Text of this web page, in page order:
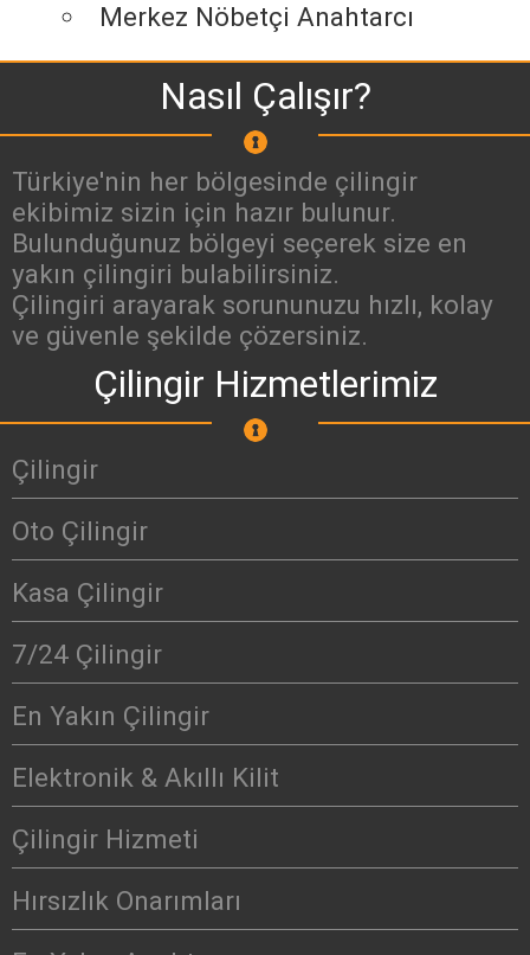
Merkez Nöbetçi Anahtarcı
Nasıl Çalışır?
Türkiye'nin her bölgesinde çilingir
ekibimiz sizin için hazır bulunur.
Bulunduğunuz bölgeyi seçerek size en
yakın çilingiri bulabilirsiniz.
Çilingiri arayarak sorununuzu hızlı, kolay
ve güvenle şekilde çözersiniz.
Çilingir Hizmetlerimiz
Çilingir
Oto Çilingir
Kasa Çilingir
7/24 Çilingir
En Yakın Çilingir
Elektronik & Akıllı Kilit
Çilingir Hizmeti
Hırsızlık Onarımları